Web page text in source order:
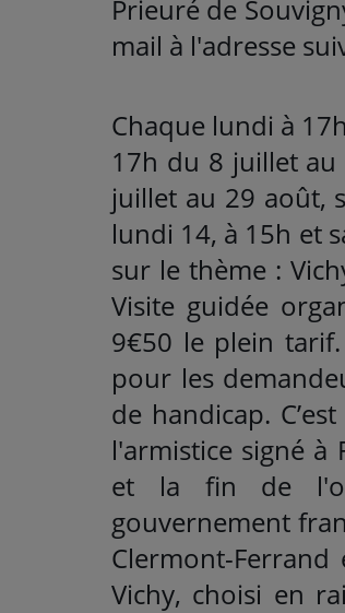
Prieuré de
mail à l'adresse
Chaque lundi à
17h du 8 juillet au
juillet au 29 août,
lundi 14, à 15h et
sur le thème :
Visite guidée
9€50 le plein
pour les
de handicap.
l'armistice signé à
et la fin de
gouvernement
Clermont-
Vichy, choisi en